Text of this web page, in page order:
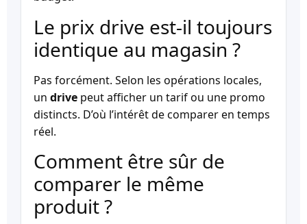
Le prix drive est-il toujours
identique au magasin ?
Pas forcément. Selon les opérations locales,
un drive peut afficher un tarif ou une promo
distincts. D’où l’intérêt de comparer en temps
réel.
Comment être sûr de
comparer le même
produit ?